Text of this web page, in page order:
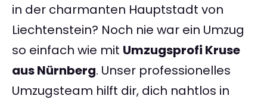
in der charmanten Hauptstadt von
Liechtenstein? Noch nie war ein Umzug
so einfach wie mit Umzugsprofi Kruse
aus Nürnberg. Unser professionelles
Umzugsteam hilft dir, dich nahtlos in